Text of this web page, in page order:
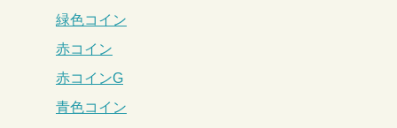
緑色コイン
赤コイン
赤コインG
青色コイン